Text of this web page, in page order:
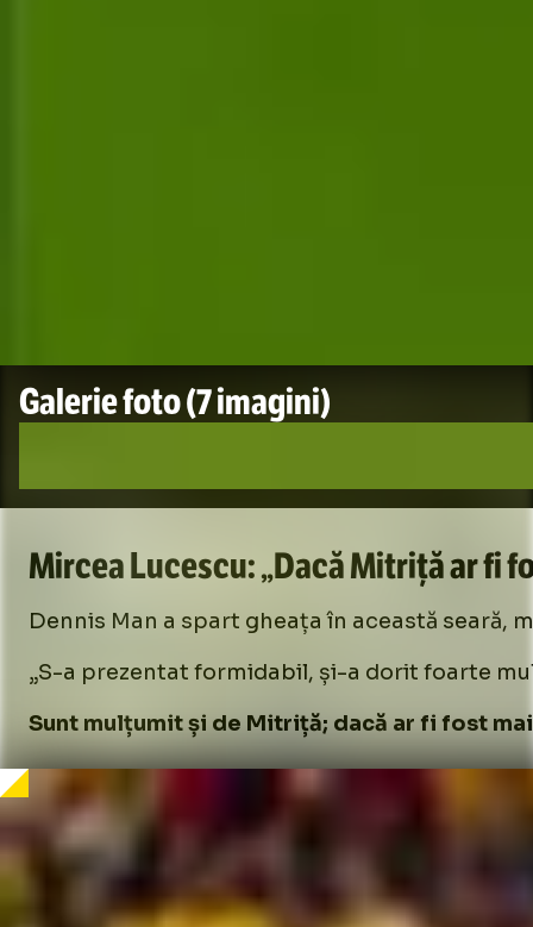
Galerie foto(7 imagini)
Mircea Lucescu: „Dacă Mitriță ar fi
Dennis Man a spart gheața în această seară,
„S-a prezentat formidabil, și-a dorit foarte
Sunt mulțumit și de Mitriță; dacă ar fi fost